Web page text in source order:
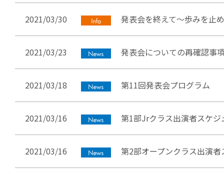
2021/03/30 発表会を終えて～歩みを止
2021/03/23 発表会についての再確認事
2021/03/18 第11回発表会プログラム
2021/03/16 第1部Jrクラス出演者スケ
2021/03/16 第2部オープンクラス出演